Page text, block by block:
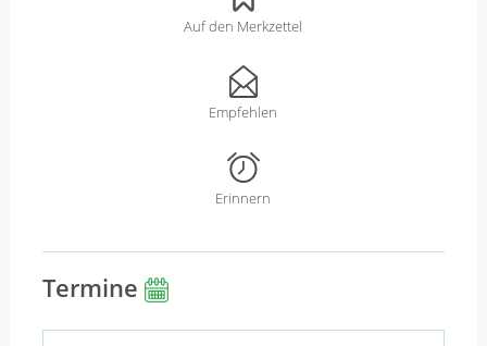
Auf den Merkzettel
Empfehlen
Erinnern
Termine